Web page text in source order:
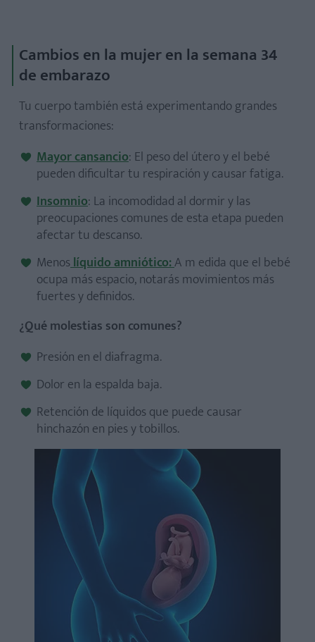
Cambios en la mujer en la semana 34
de embarazo
Tu cuerpo también está experimentando grandes
transformaciones:
Mayor cansancio: El peso del útero y el bebé
pueden dificultar tu respiración y causar fatiga.
Insomnio: La incomodidad al dormir y las
preocupaciones comunes de esta etapa pueden
afectar tu descanso.
Menoslíquido amniótico:A m edida que el bebé
ocupa más espacio, notarás movimientos más
fuertes y definidos.
¿Qué molestias son comunes?
Presión en el diafragma.
Dolor en la espalda baja.
Retención de líquidos que puede causar
hinchazón en pies y tobillos.